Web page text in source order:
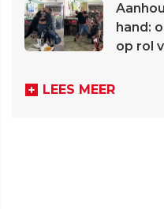
hand:
op rol
LEES MEER